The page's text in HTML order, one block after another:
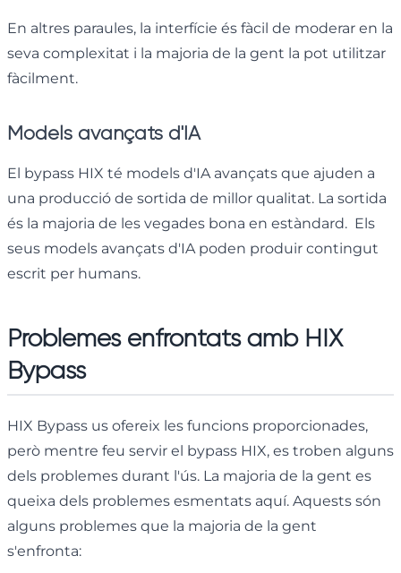
En altres paraules, la interfície és fàcil de moderar en la
seva complexitat i la majoria de la gent la pot utilitzar
fàcilment.
Models avançats d'IA
El bypass HIX té models d'IA avançats que ajuden a
una producció de sortida de millor qualitat. La sortida
és la majoria de les vegades bona en estàndard. Els
seus models avançats d'IA poden produir contingut
escrit per humans.
Problemes enfrontats amb HIX
Bypass
HIX Bypass us ofereix les funcions proporcionades,
però mentre feu servir el bypass HIX, es troben alguns
dels problemes durant l'ús. La majoria de la gent es
queixa dels problemes esmentats aquí. Aquests són
alguns problemes que la majoria de la gent
s'enfronta: